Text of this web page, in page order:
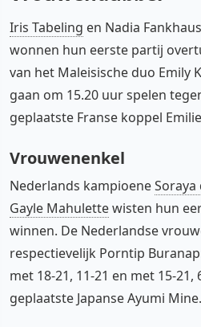
Iris Tabeling en Nadia
wonnen hun eerste partij
van het Maleisische duo Emily
gaan om 15.20 uur spelen
geplaatste Franse koppel
Vrouwenenkel
Nederlands kampioeneSoraya
Gayle Mahulettewisten hun
winnen. De Nederlandse
respectievelijk Porntip
met 18-21, 11-21 en met 15-21,
geplaatste Japanse Ayumi Mine.